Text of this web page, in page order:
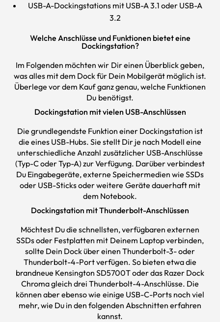
USB-A-Dockingstations mit USB-A 3.1 oder USB-A
3.2
Welche Anschlüsse und Funktionen bietet eine
Dockingstation?
Im Folgenden möchten wir Dir einen Überblick geben,
was alles mit dem Dock für Dein Mobilgerät möglich ist.
Überlege vor dem Kauf ganz genau, welche Funktionen
Du benötigst.
Dockingstation mit vielen USB-Anschlüssen
Die grundlegendste Funktion einer Dockingstation ist
die eines USB-Hubs. Sie stellt Dir je nach Modell eine
unterschiedliche Anzahl zusätzlicher USB-Anschlüsse
(Typ-C oder Typ-A) zur Verfügung. Darüber verbindest
Du Eingabegeräte, externe Speichermedien wie SSDs
oder USB-Sticks oder weitere Geräte dauerhaft mit
dem Notebook.
Dockingstation mit Thunderbolt-Anschlüssen
Möchtest Du die schnellsten, verfügbaren externen
SSDs oder Festplatten mit Deinem Laptop verbinden,
sollte Dein Dock über einen Thunderbolt-3- oder
Thunderbolt-4-Port verfügen. So bieten etwa die
brandneue Kensington SD5700T oder das Razer Dock
Chroma gleich drei Thunderbolt-4-Anschlüsse. Die
können aber ebenso wie einige USB-C-Ports noch viel
mehr, wie Du in den folgenden Abschnitten erfahren
kannst.